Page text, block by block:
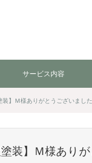
サービス内容
】Ｍ様ありがとうございました
装】Ｍ様あり